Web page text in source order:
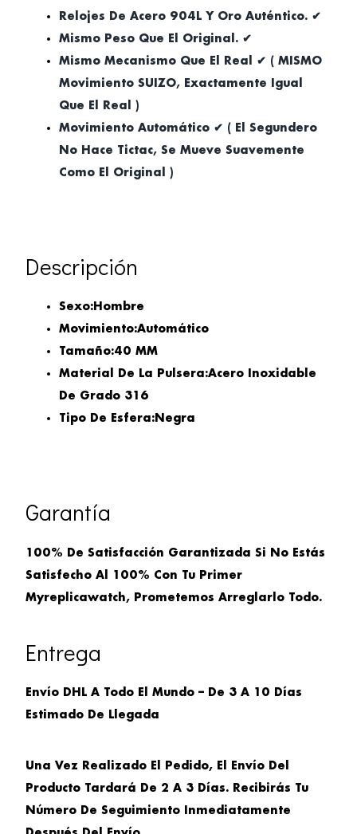
Relojes De Acero 904L Y Oro Auténtico. ✔
Mismo Peso Que El Original. ✔
Mismo Mecanismo Que El Real ✔ ( MISMO
Movimiento SUIZO, Exactamente Igual
Que El Real )
Movimiento Automático ✔ ( El Segundero
No Hace Tictac, Se Mueve Suavemente
Como El Original )
Descripción
Sexo:Hombre
Movimiento:Automático
Tamaño:40 MM
Material De La Pulsera:Acero Inoxidable
De Grado 316
Tipo De Esfera:Negra
Garantía
100% De Satisfacción Garantizada Si No Estás
Satisfecho Al 100% Con Tu Primer
Myreplicawatch, Prometemos Arreglarlo Todo.
Entrega
Envío DHL A Todo El Mundo – De 3 A 10 Días
Estimado De Llegada
Una Vez Realizado El Pedido, El Envío Del
Producto Tardará De 2 A 3 Días. Recibirás Tu
Número De Seguimiento Inmediatamente